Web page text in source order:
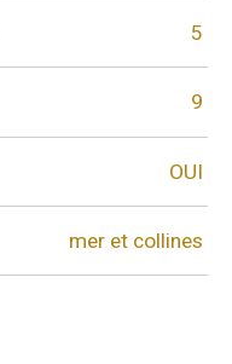
5
9
OUI
mer et collines